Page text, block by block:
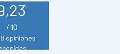
/ 10
opiniones